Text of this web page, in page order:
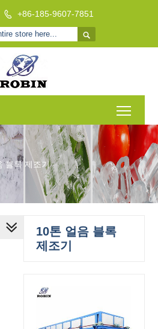
 +86-185-9607-7851

블록 제조기
10톤 얼음 블록
제조기